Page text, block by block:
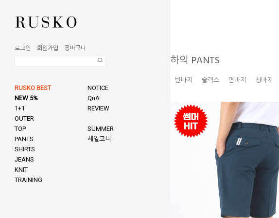
로그인 회원가입 장바구니
RUSKO BEST
NEW 5%
1+1
OUTER
TOP
PANTS
SHIRTS
JEANS
KNIT
TRAINING
NOTICE
QnA
REVIEW
SUMMER
세일코너
하의 PANTS
반바지 슬랙스 면바지 청바지